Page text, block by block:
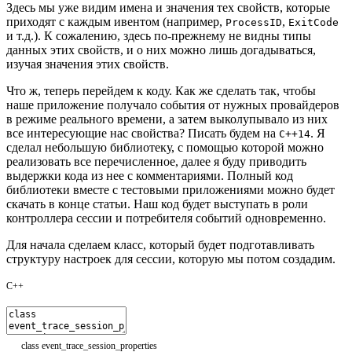
Здесь мы уже видим имена и значения тех свойств, которые
приходят с каждым ивентом (например, ProcessID, ExitCode
и т.д.). К сожалению, здесь по-прежнему не видны типы
данных этих свойств, и о них можно лишь догадываться,
изучая значения этих свойств.
Что ж, теперь перейдем к коду. Как же сделать так, чтобы
наше приложение получало события от нужных провайдеров
в режиме реального времени, а затем выколупывало из них
все интересующие нас свойства? Писать будем на C++14. Я
сделал небольшую библиотеку, с помощью которой можно
реализовать все перечисленное, далее я буду приводить
выдержки кода из нее с комментариями. Полный код
библиотеки вместе с тестовыми приложениями можно будет
скачать в конце статьи. Наш код будет выступать в роли
контроллера сессии и потребителя событий одновременно.
Для начала сделаем класс, который будет подготавливать
структуру настроек для сессии, которую мы потом создадим.
C++
class event_trace_session_properties